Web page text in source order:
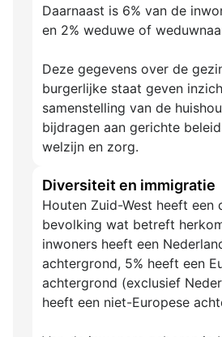
Daarnaast is 6% van de
en 2% weduwe of
Deze gegevens over de
burgerlijke staat geven
samenstelling van de
bijdragen aan gerichte
welzijn en zorg.
Diversiteit en immigratie
Houten Zuid-West heeft een
bevolking wat betreft
inwoners heeft een
achtergrond, 5% heeft een
achtergrond (exclusief
heeft een niet-Europese